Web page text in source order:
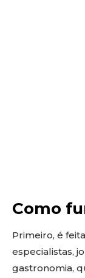
Como
Primeiro, é
especialistas,
gastronomia,